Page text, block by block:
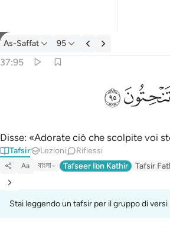
Tafsir: As-Saffat 37:95
As-Saffat 95
37:95
ﲣ
Disse: «Adorate ciò che scolpite voi
Tafsir Lezioni Riflessi
Aa বাংলা Tafseer Ibn Kathir Tafsir
Stai leggendo un tafsir per il gruppo di